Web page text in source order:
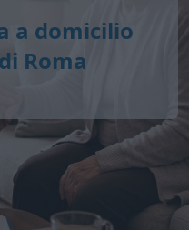
a domicilio
Roma